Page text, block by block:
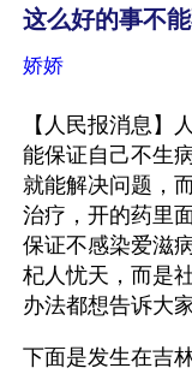
这么好的事不
娇娇
【人民报消息】
能保证自己不生
就能解决问题，
治疗，开的药里
保证不感染爱滋
杞人忧天，而是
办法都想告诉大家
下面是发生在吉